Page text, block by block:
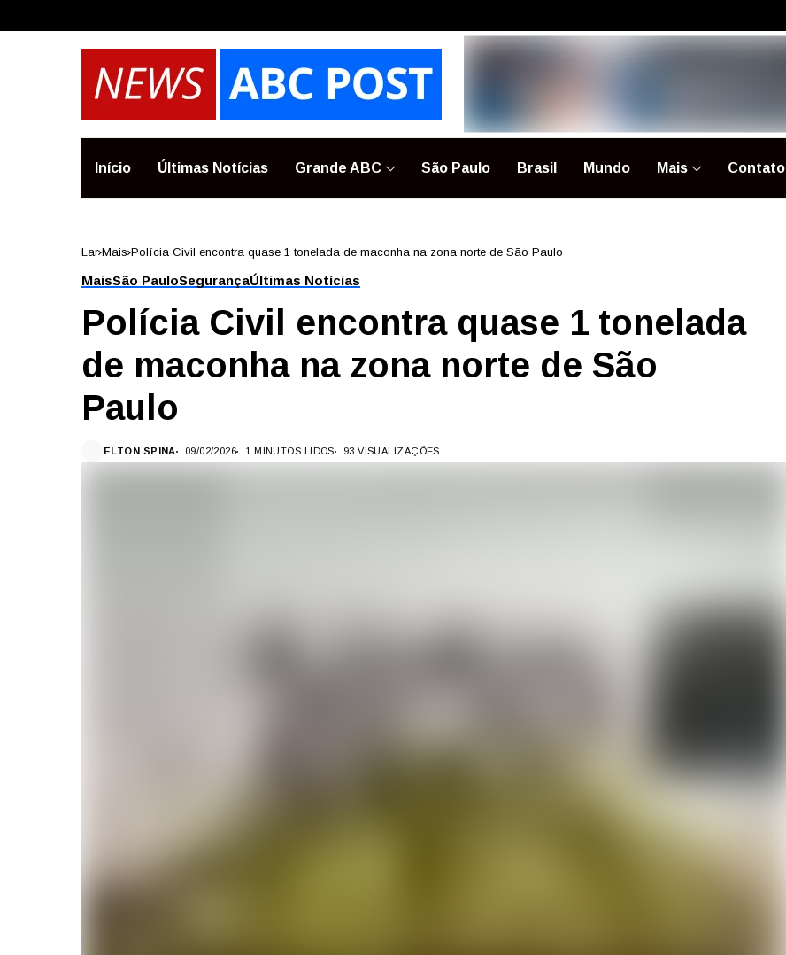
Início Últimas Notícias Grande ABC São Paulo Brasil Mundo Mais Contato
Lar Mais Polícia Civil encontra quase 1 tonelada de maconha na zona norte de São Paulo
MaisSão PauloSegurançaÚltimas Notícias
Polícia Civil encontra quase 1 tonelada
de maconha na zona norte de São
Paulo
ELTON SPINA 09/02/2026 1 MINUTOS LIDOS 93 VISUALIZAÇÕES